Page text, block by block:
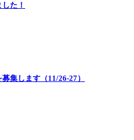
た！
集します（11/26-27）